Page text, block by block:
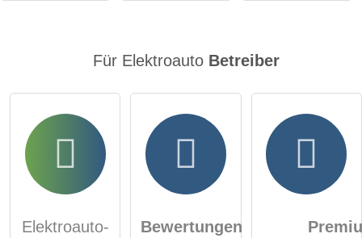
Für Elektroauto Betreiber
Elektroauto-
Bewertungen